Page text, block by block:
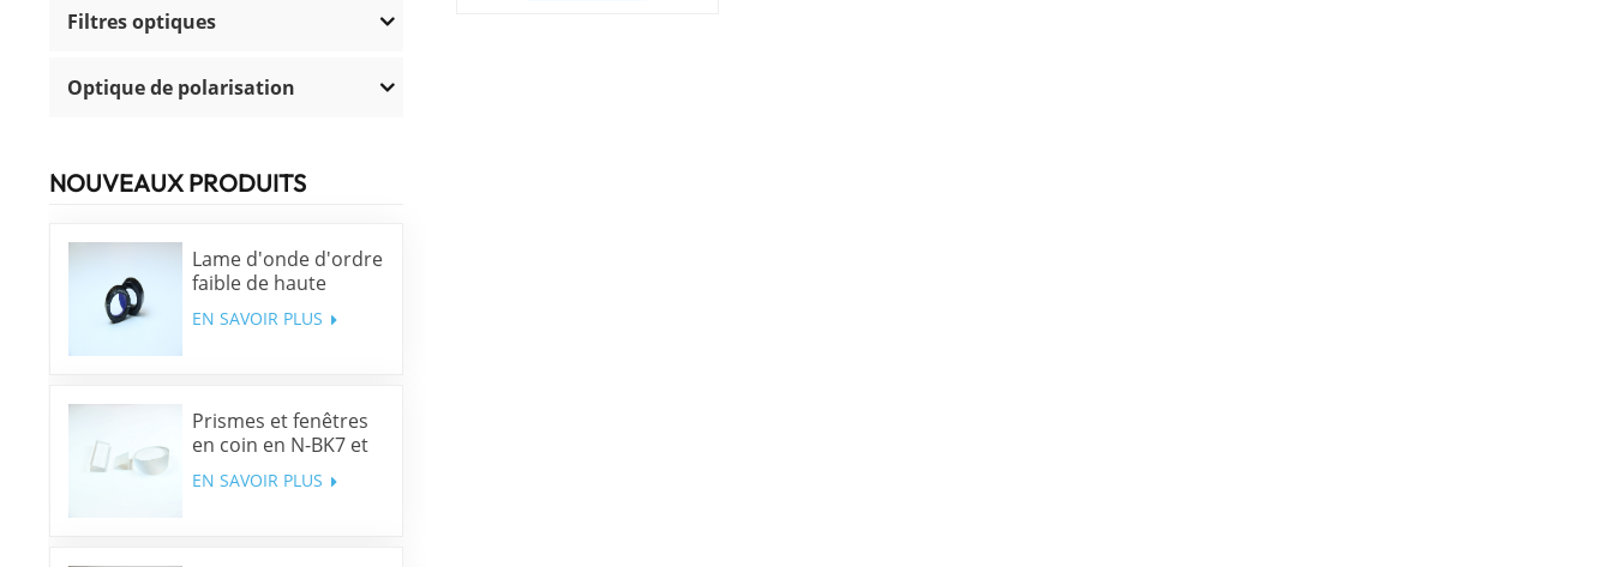
Filtres optiques
Optique de polarisation
NOUVEAUX PRODUITS
Lame d'onde d'ordre
faible de haute
précision
EN SAVOIR PLUS
Prismes et fenêtres
en coin en N-BK7 et
silice fondue
EN SAVOIR PLUS